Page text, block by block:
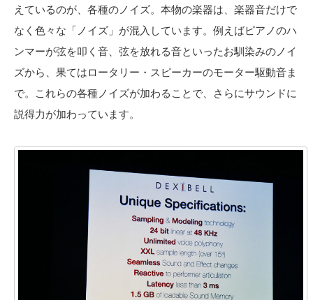
えているのが、各種のノイズ。本物の楽器は、楽器音だけで
なく色々な「ノイズ」が混入しています。例えばピアノのハ
ンマーが弦を叩く音、弦を放れる音といったお馴染みのノイ
ズから、果てはロータリー・スピーカーのモーター駆動音ま
で。これらの各種ノイズが加わることで、さらにサウンドに
説得力が加わっています。